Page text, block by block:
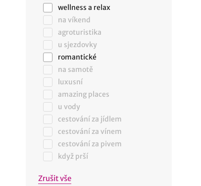
wellness a relax
na víkend
agroturistika
u sjezdovky
romantické
na samotě
luxusní
amazing places
u vody
cestování za jídlem
cestování za vínem
cestování za pivem
když prší
Zrušit vše